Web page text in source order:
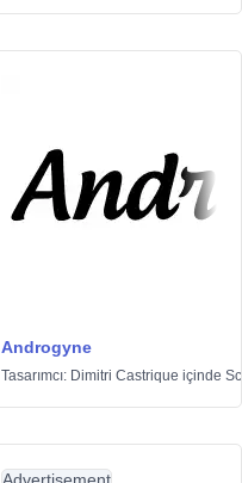
Androgyne
Tasarımcı: Dimitri Castrique içinde